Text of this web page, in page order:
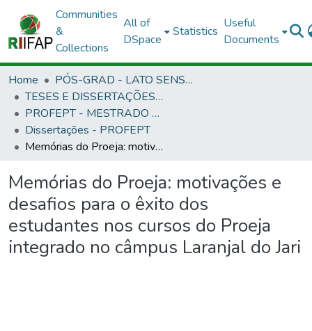
Communities
&
Collections
All of
DSpace
Statistics
Useful
Documents
Home
PÓS-GRAD - LATO SENSU E STRICTO SENSU
TESES E DISSERTAÇÕES DEFENDIDAS NO IFAP
PROFEPT - MESTRADO PROFISSIONAL EM EDUCAÇÃO PROFISSIONAL E TECNOLÓGICA
Dissertações - PROFEPT
Memórias do Proeja: motivações e desafios para o êxito dos estudantes nos cursos do Proeja integrado no câmpus Laranjal do Jari
Memórias do Proeja: motivações e
desafios para o êxito dos
estudantes nos cursos do Proeja
integrado no câmpus Laranjal do Jari